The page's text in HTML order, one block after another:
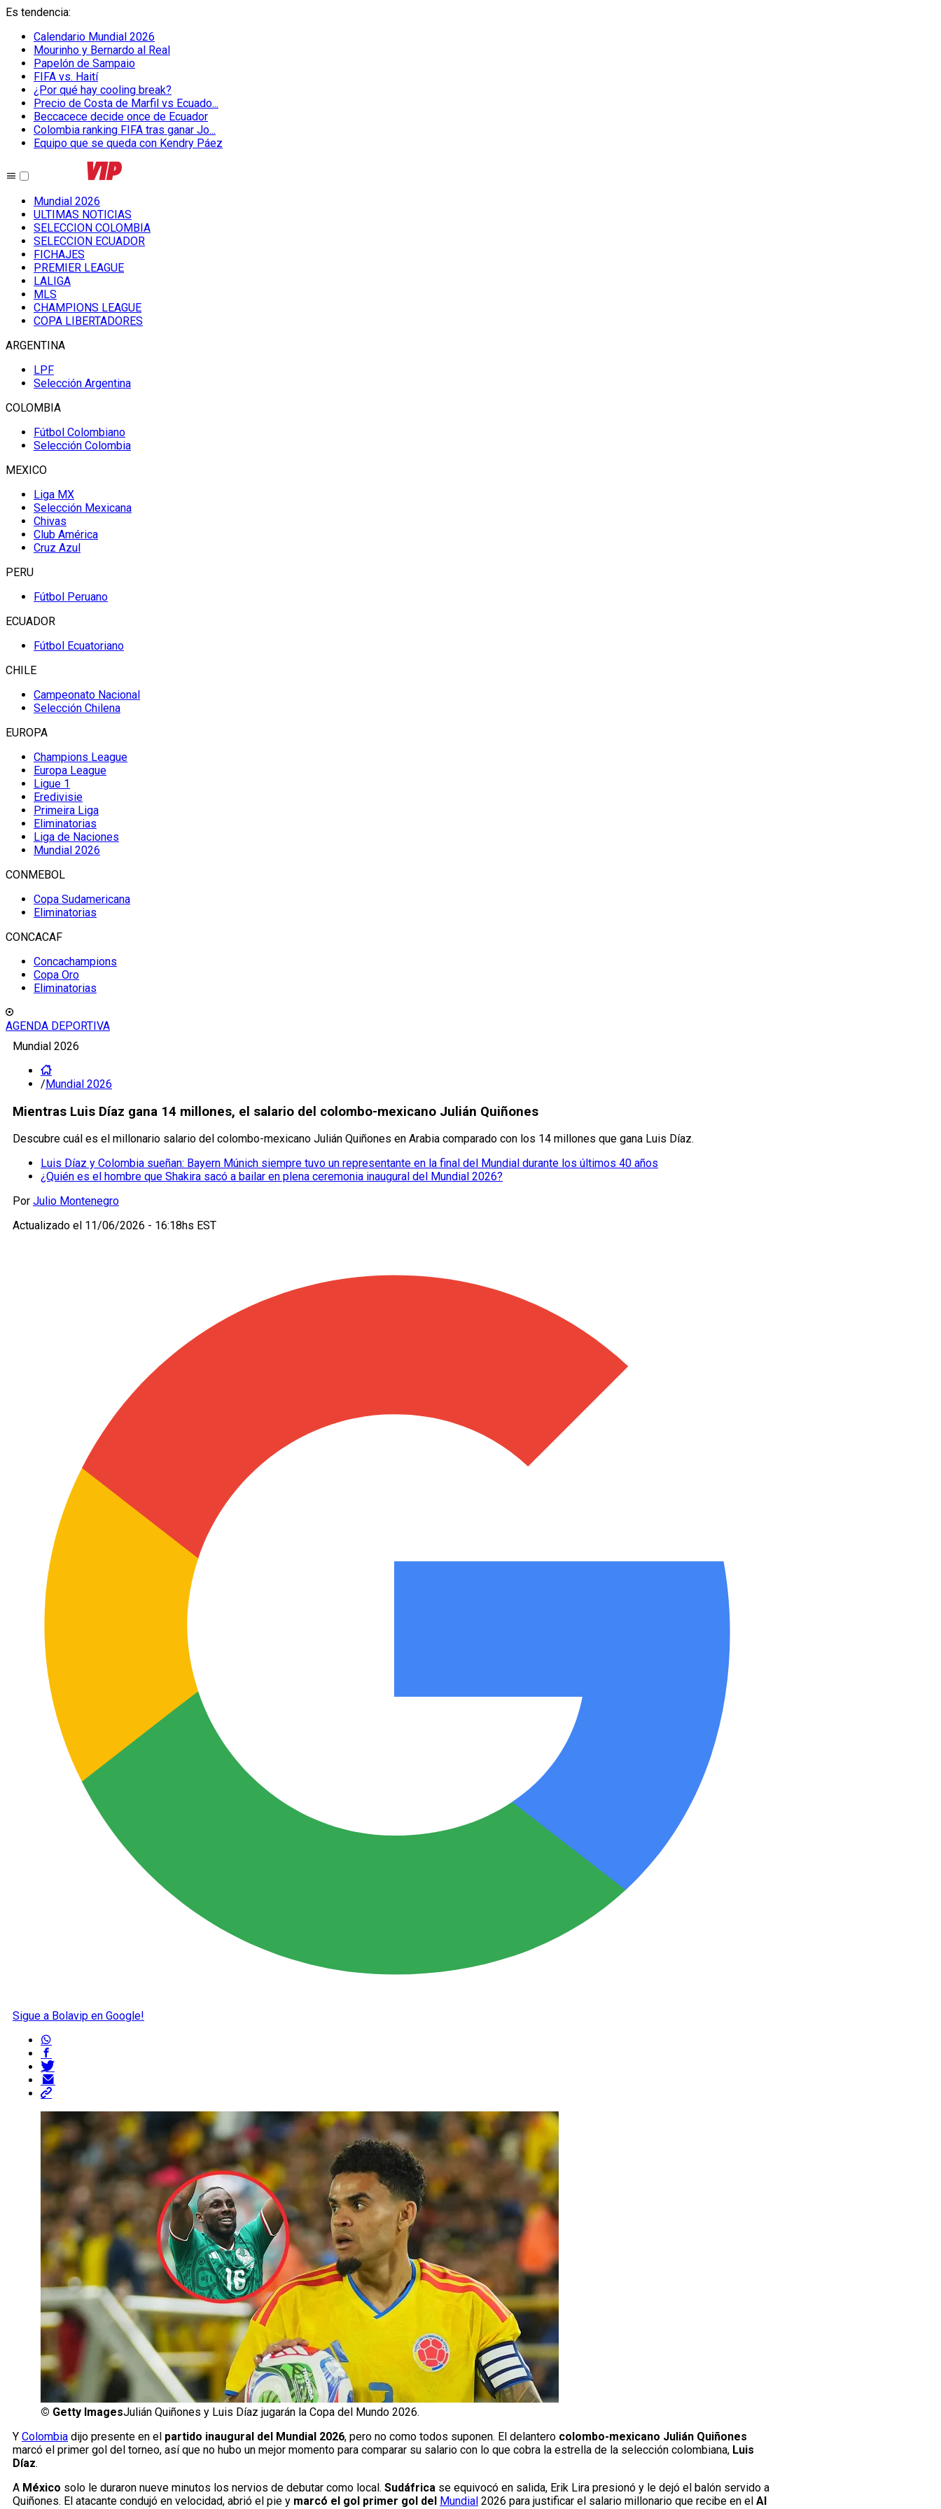
Es tendencia:
Calendario Mundial 2026
Mourinho y Bernardo al Real
Papelón de Sampaio
FIFA vs. Haití
¿Por qué hay cooling break?
Precio de Costa de Marfil vs Ecuado...
Beccacece decide once de Ecuador
Colombia ranking FIFA tras ganar Jo...
Equipo que se queda con Kendry Páez
Mundial 2026
ULTIMAS NOTICIAS
SELECCION COLOMBIA
SELECCION ECUADOR
FICHAJES
PREMIER LEAGUE
LALIGA
MLS
CHAMPIONS LEAGUE
COPA LIBERTADORES
ARGENTINA
LPF
Selección Argentina
COLOMBIA
Fútbol Colombiano
Selección Colombia
MEXICO
Liga MX
Selección Mexicana
Chivas
Club América
Cruz Azul
PERU
Fútbol Peruano
ECUADOR
Fútbol Ecuatoriano
CHILE
Campeonato Nacional
Selección Chilena
EUROPA
Champions League
Europa League
Ligue 1
Eredivisie
Primeira Liga
Eliminatorias
Liga de Naciones
Mundial 2026
CONMEBOL
Copa Sudamericana
Eliminatorias
CONCACAF
Concachampions
Copa Oro
Eliminatorias
AGENDA DEPORTIVA
Mundial 2026
/Mundial 2026
Mientras Luis Díaz gana 14 millones, el salario del colombo-mexicano Julián Quiñones
Descubre cuál es el millonario salario del colombo-mexicano Julián Quiñones en Arabia comparado con los 14 millones que gana Luis Díaz.
Luis Díaz y Colombia sueñan: Bayern Múnich siempre tuvo un representante en la final del Mundial durante los últimos 40 años
¿Quién es el hombre que Shakira sacó a bailar en plena ceremonia inaugural del Mundial 2026?
Por Julio Montenegro
Actualizado el 11/06/2026 - 16:18hs EST
Sigue a Bolavip en Google!
© Getty ImagesJulián Quiñones y Luis Díaz jugarán la Copa del Mundo 2026.
Y Colombia dijo presente en el partido inaugural del Mundial 2026, pero no como todos suponen. El delantero colombo-mexicano Julián Quiñones
marcó el primer gol del torneo, así que no hubo un mejor momento para comparar su salario con lo que cobra la estrella de la selección colombiana, Luis
Díaz.
A México solo le duraron nueve minutos los nervios de debutar como local. Sudáfrica se equivocó en salida, Erik Lira presionó y le dejó el balón servido a
Quiñones. El atacante condujó en velocidad, abrió el pie y marcó el gol primer gol del Mundial 2026 para justificar el salario millonario que recibe en el Al